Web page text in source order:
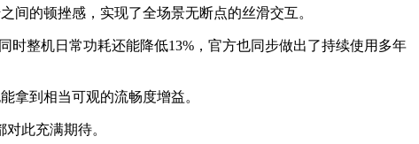
间的顿挫感，实现了全场景无断点的丝滑交互。
整机日常功耗还能降低13%，官方也同步做出了持续使用多年
拿到相当可观的流畅度增益。
此充满期待。